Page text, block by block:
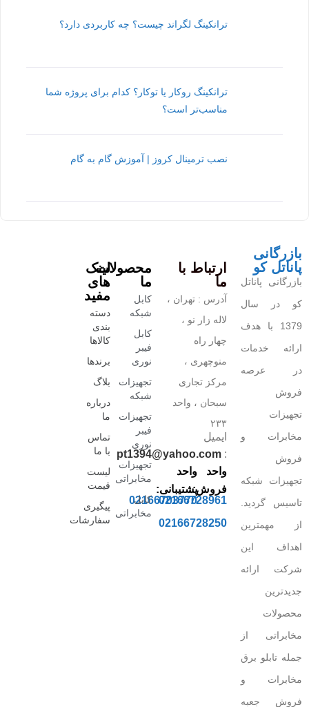
ترانکینگ لگراند چیست؟ چه کاربردی دارد؟
ترانکینگ روکار یا توکار؟ کدام برای پروژه شما
مناسب‌تر است؟
نصب ترمینال کروز | آموزش گام به گام
بازرگانی
پاناتل کو
بازرگانی پاناتل
کو در سال
1379 با هدف
ارائه خدمات
در عرصه
فروش
تجهیزات
مخابرات و
فروش
تجهیزات شبکه
تاسیس گردید.
از مهمترین
اهداف این
شرکت ارائه
جدیدترین
محصولات
مخابراتی از
جمله تابلو برق
مخابرات و
فروش جعبه
ارتباط با
ما
آدرس : تهران ،
لاله زار نو ،
چهار راه
منوچهری ،
مرکز تجاری
سبحان ، واحد
۲۳۳
ایمیل
:
pt1394@yahoo.com
واحد
فروش:
02166728961
02166728250
واحد
پشتیبانی:
02166703770
محصولات
ما
کابل
شبکه
کابل
فیبر
نوری
تجهیزات
شبکه
تجهیزات
فیبر
نوری
تجهیزات
مخابراتی
کابل
مخابراتی
لینک
های
مفید
دسته
بندی
کالاها
برندها
بلاگ
درباره
ما
تماس
با ما
لیست
قیمت
پیگیری
سفارشات